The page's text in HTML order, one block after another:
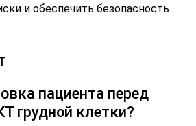
и обеспечить безопасность
пациента перед
грудной клетки?